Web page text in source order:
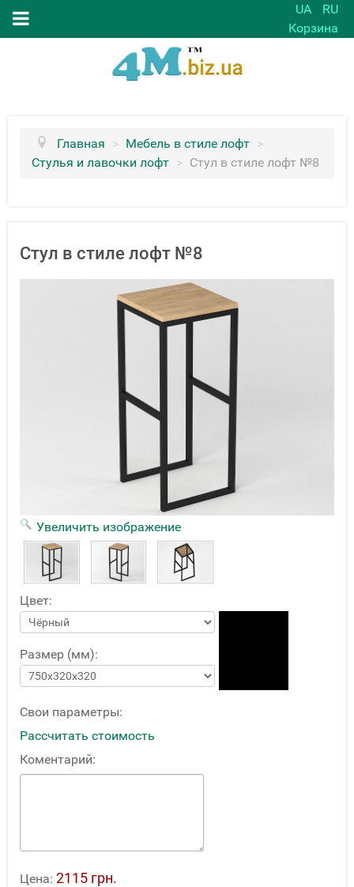
UA
RU
Корзина
Главная > Мебель в стиле лофт >
Стулья и лавочки лофт > Стул в стиле лофт №8
Стул в стиле лофт №8
Увеличить изображение
Цвет:
Размер (мм):
Свои параметры:
Рассчитать стоимость
Коментарий:
Цена: 2115 грн.